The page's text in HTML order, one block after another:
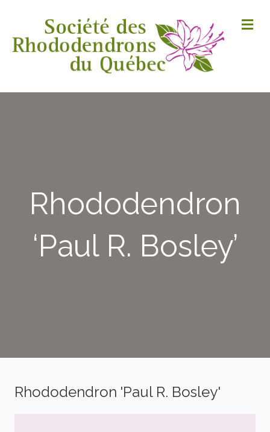
Rhododendron
‘Paul R. Bosley’
Rhododendron 'Paul R. Bosley'